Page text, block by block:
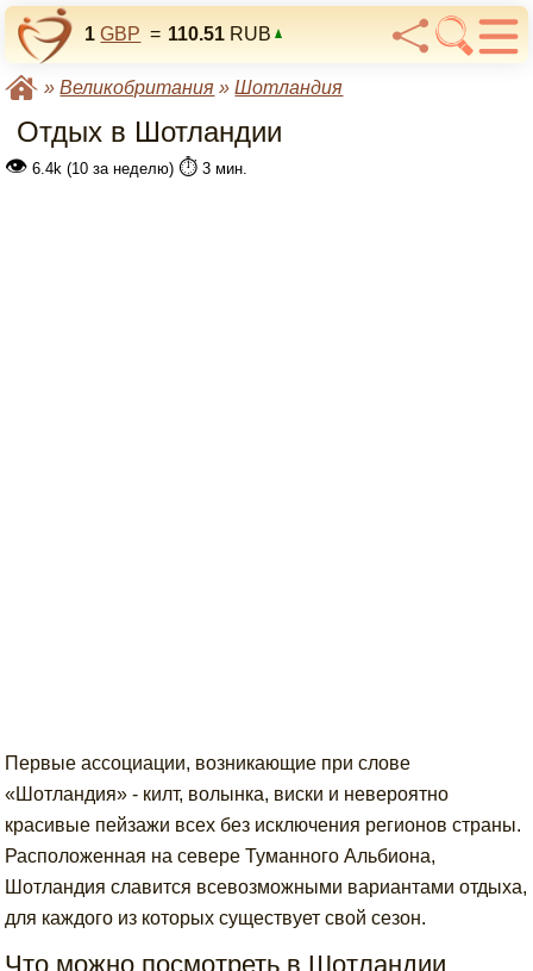
1 GBP = 110.51 RUB
»Великобритания »Шотландия
Отдых в Шотландии
👁 6.4k (10 за неделю) ⏱️ 3 мин.
Первые ассоциации, возникающие при слове
«Шотландия» - килт, волынка, виски и невероятно
красивые пейзажи всех без исключения регионов страны.
Расположенная на севере Туманного Альбиона,
Шотландия славится всевозможными вариантами отдыха,
для каждого из которых существует свой сезон.
Что можно посмотреть в Шотландии